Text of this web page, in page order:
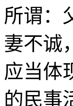
所谓：
妻不诚
应当体
的民事